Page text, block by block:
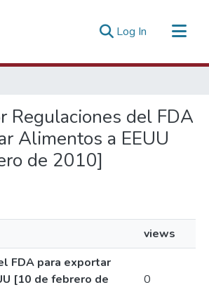
Log In (current)
Regulaciones del FDA
Alimentos a EEUU
de 2010]
views
FDA para exportar
[10 de febrero de
0